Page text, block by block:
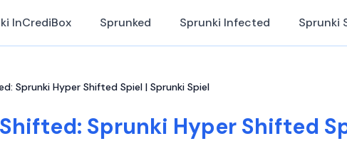
InCrediBox Sprunked Sprunki Infected Sprunki
Sprunki Hyper Shifted Spiel | Sprunki Spiel
Sprunki Hyper Shifted